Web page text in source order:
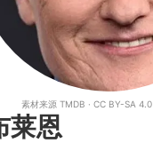
素材来源 TMDB · CC BY-SA 4.0
莱恩